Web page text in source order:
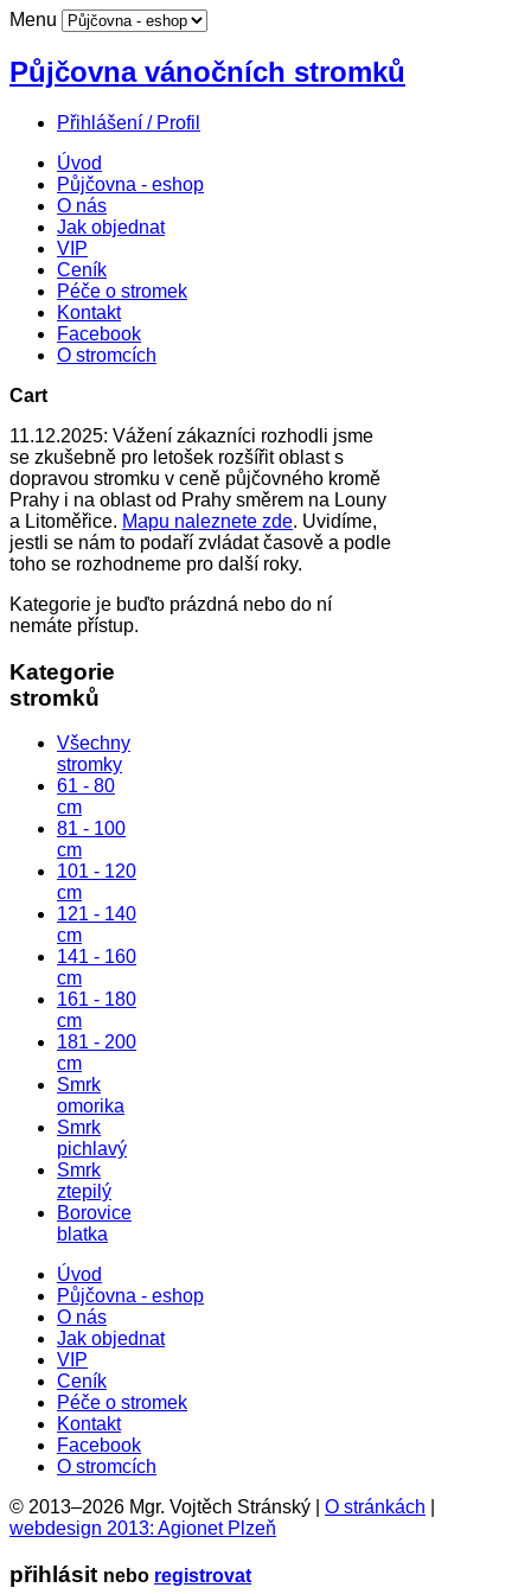
Menu
Půjčovna vánočních stromků
Přihlášení / Profil
Úvod
Půjčovna - eshop
O nás
Jak objednat
VIP
Ceník
Péče o stromek
Kontakt
Facebook
O stromcích
Cart
11.12.2025: Vážení zákazníci rozhodli jsme
se zkušebně pro letošek rozšířit oblast s
dopravou stromku v ceně půjčovného kromě
Prahy i na oblast od Prahy směrem na Louny
a Litoměřice. Mapu naleznete zde. Uvidíme,
jestli se nám to podaří zvládat časově a podle
toho se rozhodneme pro další roky.
Kategorie je buďto prázdná nebo do ní
nemáte přístup.
Kategorie
stromků
Všechny
stromky
61 - 80
cm
81 - 100
cm
101 - 120
cm
121 - 140
cm
141 - 160
cm
161 - 180
cm
181 - 200
cm
Smrk
omorika
Smrk
pichlavý
Smrk
ztepilý
Borovice
blatka
Úvod
Půjčovna - eshop
O nás
Jak objednat
VIP
Ceník
Péče o stromek
Kontakt
Facebook
O stromcích
© 2013–2026 Mgr. Vojtěch Stránský | O stránkách
webdesign 2013: Agionet Plzeň
přihlásit nebo registrovat